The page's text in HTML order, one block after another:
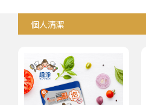
個人清潔
牙膏
居家清潔